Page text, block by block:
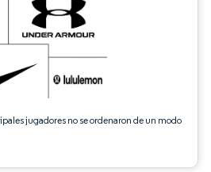
jugadores no se ordenaron de un modo